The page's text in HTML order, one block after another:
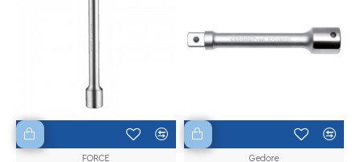
FORCE Gedore